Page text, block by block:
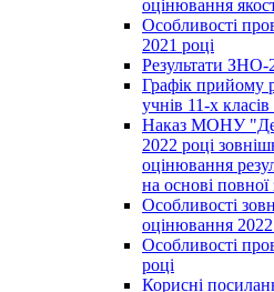
оцінювання
Особливості
2021 році
Результати ЗНО-
Графік прийому
учнів 11-х
Наказ МОНУ
2022 році
оцінювання
на основі повної
Особливості
оцінювання
Особливості
році
Корисні